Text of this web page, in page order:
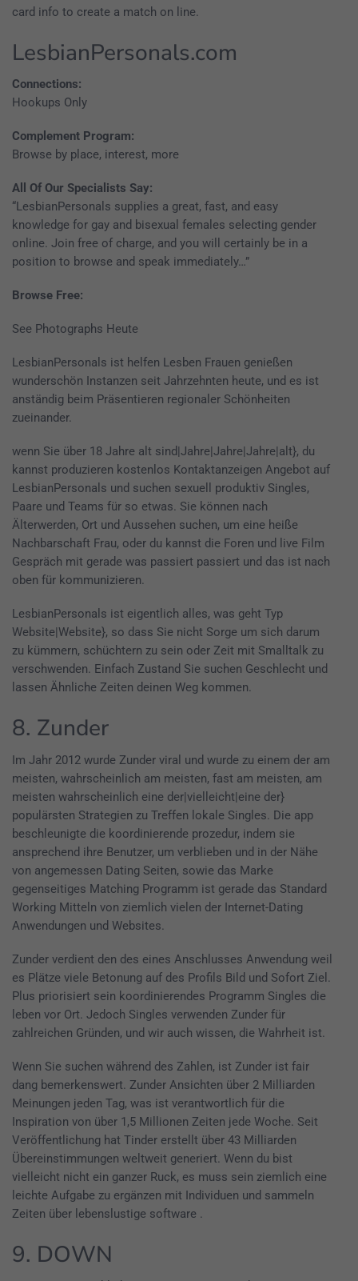
card info to create a match on line.
LesbianPersonals.com
Connections:
Hookups Only
Complement Program:
Browse by place, interest, more
All Of Our Specialists Say:
“LesbianPersonals supplies a great, fast, and easy
knowledge for gay and bisexual females selecting gender
online. Join free of charge, and you will certainly be in a
position to browse and speak immediately…”
Browse Free:
See Photographs Heute
LesbianPersonals ist helfen Lesben Frauen genießen
wunderschön Instanzen seit Jahrzehnten heute, und es ist
anständig beim Präsentieren regionaler Schönheiten
zueinander.
wenn Sie über 18 Jahre alt sind|Jahre|Jahre|Jahre|alt}, du
kannst produzieren kostenlos Kontaktanzeigen Angebot auf
LesbianPersonals und suchen sexuell produktiv Singles,
Paare und Teams für so etwas. Sie können nach
Älterwerden, Ort und Aussehen suchen, um eine heiße
Nachbarschaft Frau, oder du kannst die Foren und live Film
Gespräch mit gerade was passiert passiert und das ist nach
oben für kommunizieren.
LesbianPersonals ist eigentlich alles, was geht Typ
Website|Website}, so dass Sie nicht Sorge um sich darum
zu kümmern, schüchtern zu sein oder Zeit mit Smalltalk zu
verschwenden. Einfach Zustand Sie suchen Geschlecht und
lassen Ähnliche Zeiten deinen Weg kommen.
8. Zunder
Im Jahr 2012 wurde Zunder viral und wurde zu einem der am
meisten, wahrscheinlich am meisten, fast am meisten, am
meisten wahrscheinlich eine der|vielleicht|eine der}
populärsten Strategien zu Treffen lokale Singles. Die app
beschleunigte die koordinierende prozedur, indem sie
ansprechend ihre Benutzer, um verblieben und in der Nähe
von angemessen Dating Seiten, sowie das Marke
gegenseitiges Matching Programm ist gerade das Standard
Working Mitteln von ziemlich vielen der Internet-Dating
Anwendungen und Websites.
Zunder verdient den des eines Anschlusses Anwendung weil
es Plätze viele Betonung auf des Profils Bild und Sofort Ziel.
Plus priorisiert sein koordinierendes Programm Singles die
leben vor Ort. Jedoch Singles verwenden Zunder für
zahlreichen Gründen, und wir auch wissen, die Wahrheit ist.
Wenn Sie suchen während des Zahlen, ist Zunder ist fair
dang bemerkenswert. Zunder Ansichten über 2 Milliarden
Meinungen jeden Tag, was ist verantwortlich für die
Inspiration von über 1,5 Millionen Zeiten jede Woche. Seit
Veröffentlichung hat Tinder erstellt über 43 Milliarden
Übereinstimmungen weltweit generiert. Wenn du bist
vielleicht nicht ein ganzer Ruck, es muss sein ziemlich eine
leichte Aufgabe zu ergänzen mit Individuen und sammeln
Zeiten über lebenslustige software .
9. DOWN